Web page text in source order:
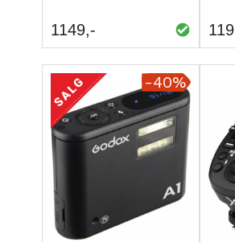
1149 119
-40%